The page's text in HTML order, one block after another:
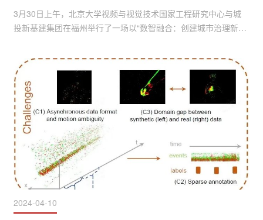
3月30日上午，北京大学视频与视觉技术国家工程研究中心与城
投新基建集团在福州举行了一场以“数智融合：创建城市治理新范
验室也在当日正式揭牌成立。作为北京大学首次与福州企业合作
共建的联合研发平台，该实验室将通过数字视网膜、城市治理大
模型等创新应用研究，为新质生产力在福州蓬勃发展“蓄势赋
能”。随后，到会专家学者与企业代表带来了精彩分享。会议上，
依...
2024-04-10